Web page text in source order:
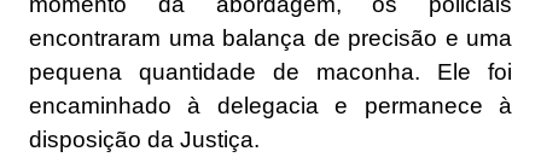
encontraram uma balança de precisão e uma
pequena quantidade de maconha. Ele foi
encaminhado à delegacia e permanece à
disposição da Justiça.